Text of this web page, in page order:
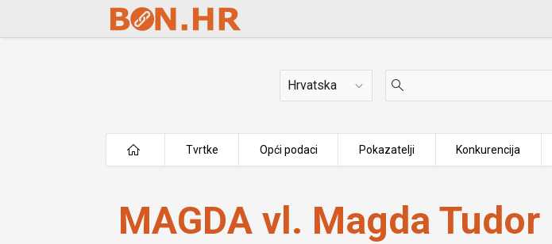
Skip to Main Content
Država
Tvrtke Opći podaci Pokazatelji Konkurencija
MAGDA vl. Magda Tudor
MAGDA vl. Magda Tudor